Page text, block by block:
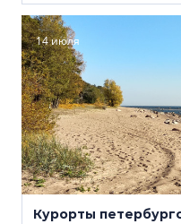
14 июля
Курорты